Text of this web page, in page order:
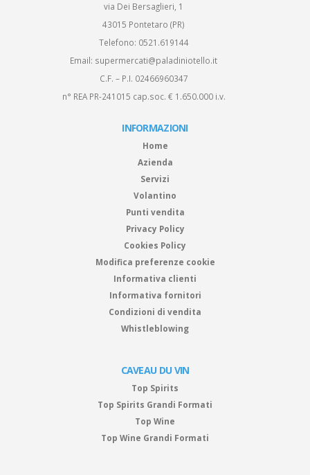
via Dei Bersaglieri, 1
43015 Pontetaro (PR)
Telefono: 0521.619144
Email: supermercati@paladiniotello.it
C.F. – P.I. 02466960347
n° REA PR-241015 cap.soc. € 1.650.000 i.v.
INFORMAZIONI
Home
Azienda
Servizi
Volantino
Punti vendita
Privacy Policy
Cookies Policy
Modifica preferenze cookie
Informativa clienti
Informativa fornitori
Condizioni di vendita
Whistleblowing
CAVEAU DU VIN
Top Spirits
Top Spirits Grandi Formati
Top Wine
Top Wine Grandi Formati